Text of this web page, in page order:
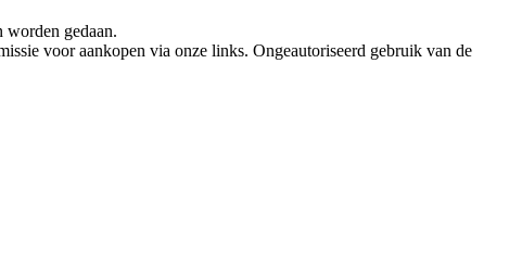
worden gedaan.
voor aankopen via onze links. Ongeautoriseerd gebruik van de